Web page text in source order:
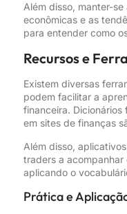
Além disso, manter-
econômicas e as
para entender como
Recursos e
Existem diversas
podem facilitar a
financeira. Dicionários
em sites de finanças
Além disso,
traders a acompanhar
aplicando o
Prática e